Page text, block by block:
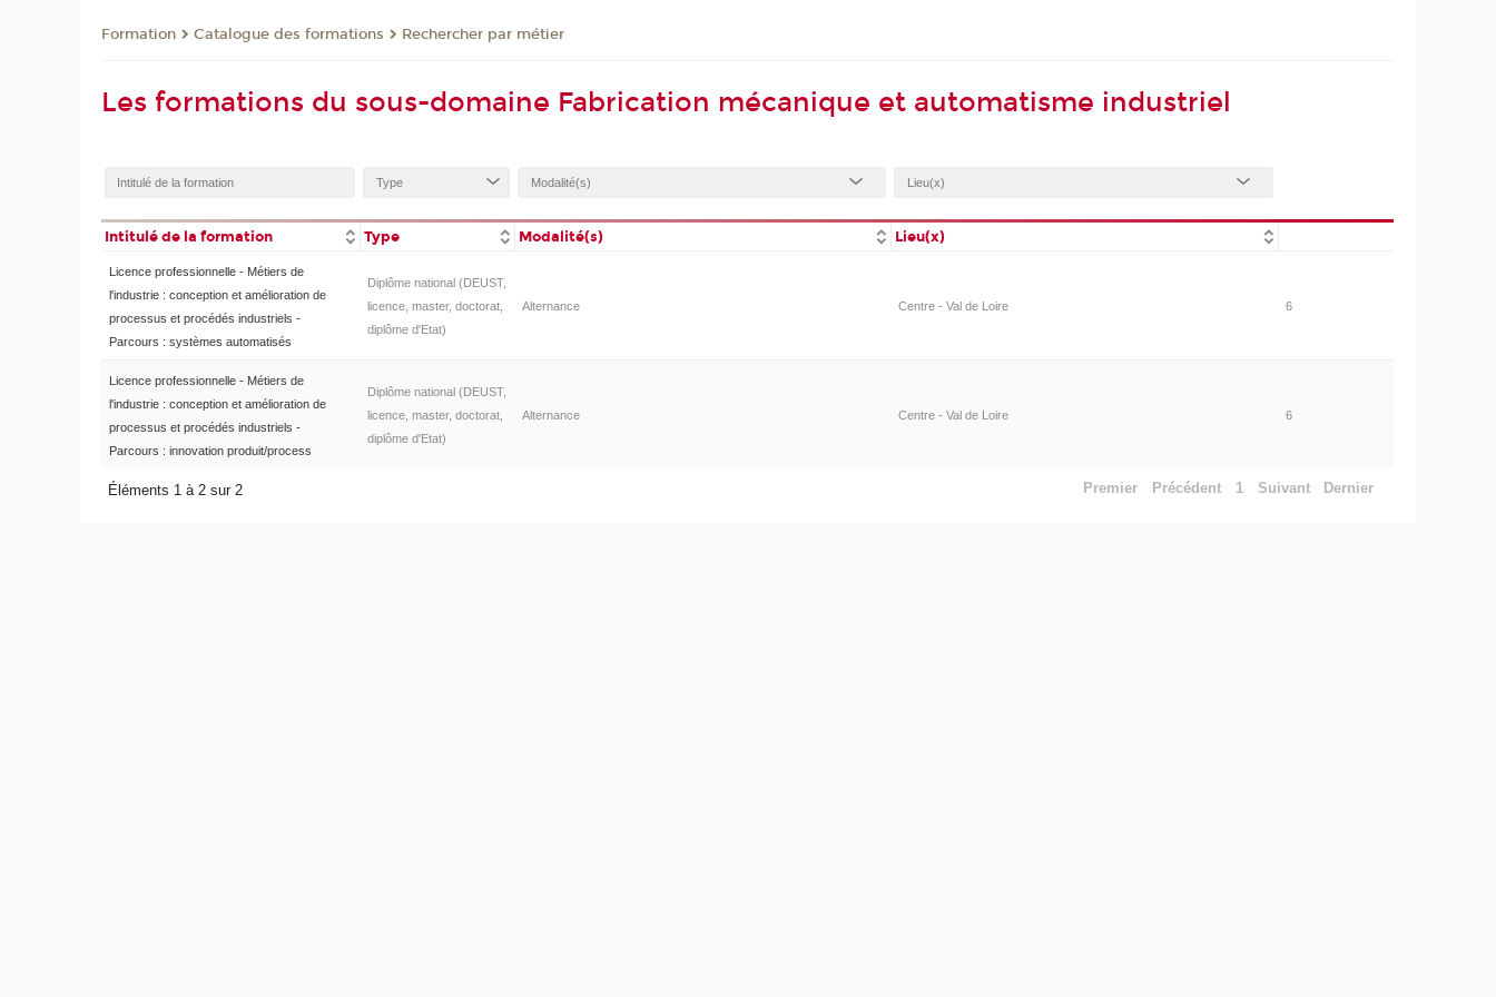
Formation Catalogue des formations Rechercher par métier
Les formations du sous-domaine Fabrication mécanique et automatisme industriel
Intitulé de la formation Type Modalité(s) Lieu(x)
Licence professionnelle - Métiers de
l'industrie : conception et amélioration de
processus et procédés industriels -
Parcours : systèmes automatisés
Diplôme national (DEUST,
licence, master, doctorat,
diplôme d'Etat)
Alternance Centre - Val de Loire 6
Licence professionnelle - Métiers de
l'industrie : conception et amélioration de
processus et procédés industriels -
Parcours : innovation produit/process
Diplôme national (DEUST,
licence, master, doctorat,
diplôme d'Etat)
Alternance Centre - Val de Loire 6
Éléments 1 à 2 sur 2 Premier Précédent 1 Suivant Dernier